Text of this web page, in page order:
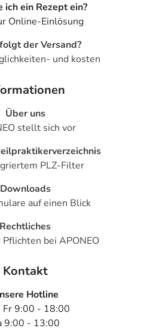
ich ein Rezept ein?
Online-Einlösung
der Versand?
und kosten
Über uns
stellt sich vor
PLZ-Filter
Downloads
auf einen Blick
Rechtliches
Pflichten bei APONEO
Kontakt
Hotline
Fr 9:00 - 18:00
9:00 - 13:00